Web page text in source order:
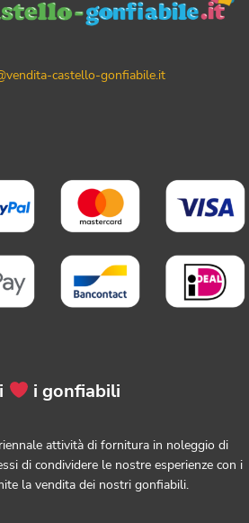
castello-gonfiabile.it
i gonfiabili
attività di fornitura in noleggio di
di condividere le nostre esperienze con i
la vendita dei nostri gonfiabili.